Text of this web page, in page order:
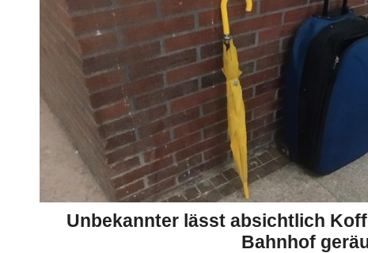
Unbekannter lässt absichtlich
Bahnhof